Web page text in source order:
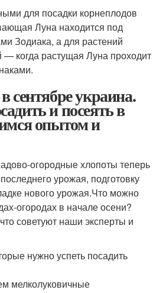
для посадки корнеплодов
Луна находится под
Зодиака, а для растений
— когда растущая Луна проходит
сентябре украина.
и посеять в
опытом и
огородные хлопоты теперь
урожая, подготовку
нового урожая.Что можно
огородах в начале осени?
советуют наши эксперты и
нужно успеть посадить
мелколуковичные